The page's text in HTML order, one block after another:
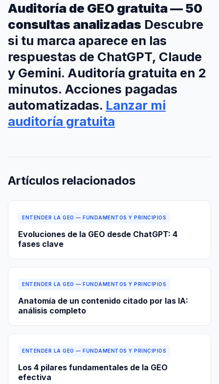
Auditoría de GEO gratuita — 50
consultas analizadas Descubre
si tu marca aparece en las
respuestas de ChatGPT, Claude
y Gemini. Auditoría gratuita en 2
minutos. Acciones pagadas
automatizadas. Lanzar mi
auditoría gratuita
Artículos relacionados
ENTENDER LA GEO — FUNDAMENTOS Y PRINCIPIOS
Evoluciones de la GEO desde ChatGPT: 4
fases clave
ENTENDER LA GEO — FUNDAMENTOS Y PRINCIPIOS
Anatomía de un contenido citado por las IA:
análisis completo
ENTENDER LA GEO — FUNDAMENTOS Y PRINCIPIOS
Los 4 pilares fundamentales de la GEO
efectiva